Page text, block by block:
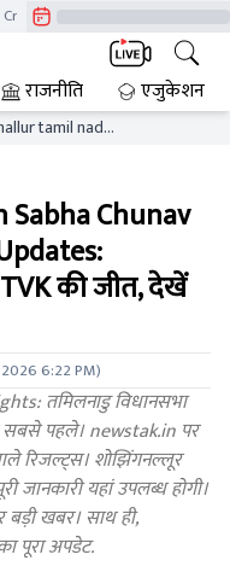
CrimeTak
राजनीति एजुकेशन
tamil nadu
Chunav
TVK की जीत, देखें
6:22 PM)
तमिलनाडु विधानसभा
सबसे पहले। newstak.in पर
रिजल्ट्स। शोझिंगनल्लूर
जानकारी यहां उपलब्ध होगी।
खबर। साथ ही,
पूरा अपडेट.